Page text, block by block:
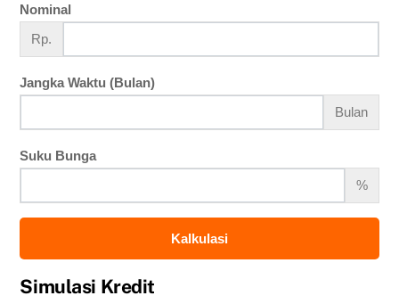
Nominal
Rp.
Jangka Waktu (Bulan)
Bulan
Suku Bunga
%
Kalkulasi
Simulasi Kredit